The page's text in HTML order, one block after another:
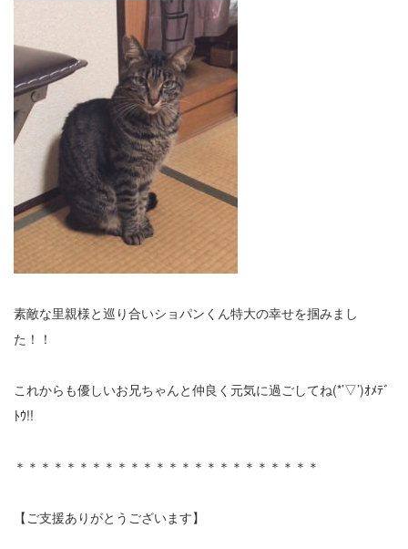
素敵な里親様と巡り合いショパンくん特大の幸せを掴みまし
た！！
これからも優しいお兄ちゃんと仲良く元気に過ごしてね(*’▽’)ｵﾒﾃﾞ
ﾄｳ!!
＊＊＊＊＊＊＊＊＊＊＊＊＊＊＊＊＊＊＊＊＊＊＊＊
【ご支援ありがとうございます】